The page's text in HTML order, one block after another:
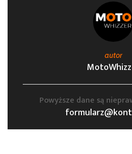
autor
Powyższe dane są